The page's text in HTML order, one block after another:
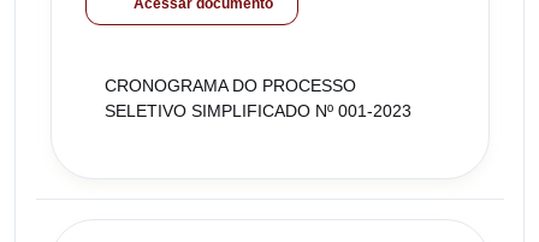
Acessar documento
CRONOGRAMA DO PROCESSO
SELETIVO SIMPLIFICADO Nº 001-2023